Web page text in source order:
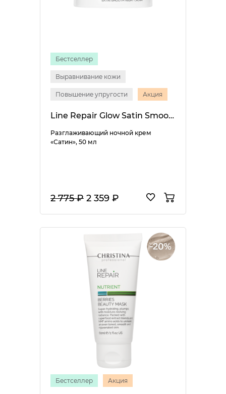
Бестселлер
Выравнивание кожи
Повышение упругости Акция
Line Repair Glow Satin Smooth Night Cream
Разглаживающий ночной крем
«Сатин», 50 мл
2 775 ₽ 2 359 ₽
Бестселлер Акция